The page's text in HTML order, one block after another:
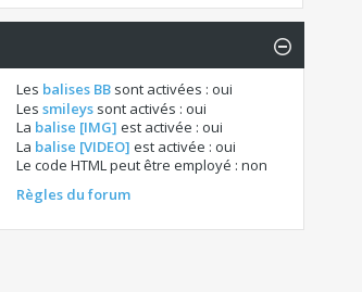
Les balises BBsont activées : oui
Les smileyssont activés : oui
La balise [IMG] est activée : oui
La balise [VIDEO] est activée : oui
Le code HTML peut être employé : non
Règles du forum